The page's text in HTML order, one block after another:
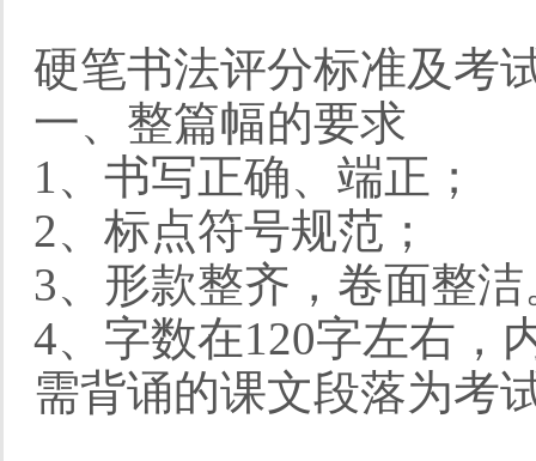
硬笔书法评分标准及考
一、整篇幅的要求
1、书写正确、端正；
2、标点符号规范；
3、形款整齐，卷面整洁
4、字数在120字左右，
需背诵的课文段落为考